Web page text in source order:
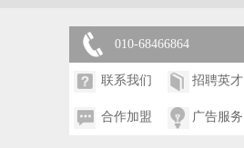
010-68466864
联系我们 招聘英才
合作加盟 广告服务